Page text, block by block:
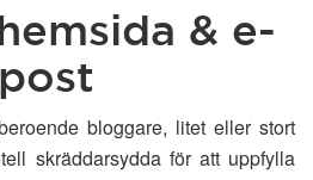
& e-
post
bloggare, litet eller stort
skräddarsydda för att uppfylla